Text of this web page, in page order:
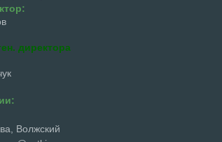
директора
Волжский